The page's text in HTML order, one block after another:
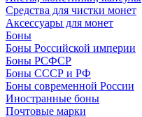
Средства для чистки монет
Аксессуары для монет
Боны
Боны Российской империи
Боны РСФСР
Боны СССР и РФ
Боны современной России
Иностранные боны
Почтовые марки